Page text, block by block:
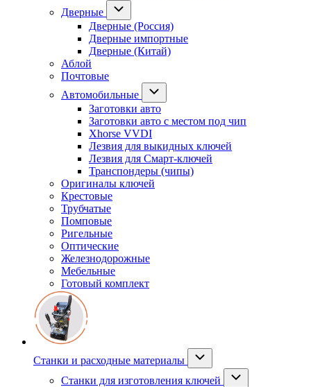
Дверные
Дверные (Россия)
Дверные импортные
Дверные (Китай)
Аблой
Почтовые
Автомобильные
Заготовки авто
Заготовки авто с местом под чип
Xhorse VVDI
Лезвия для выкидных ключей
Лезвия для Смарт-ключей
Транспондеры (чипы)
Оригиналы ключей
Крестовые
Трубчатые
Помповые
Ригельные
Оптические
Железнодорожные
Мебельные
Готовый комплект
Станки и расходные материалы
Станки для изготовления ключей